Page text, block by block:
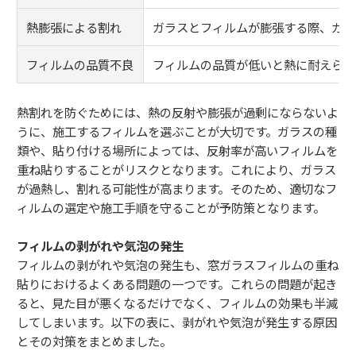
熱膨張による割れ ガラスとフィルムが膨張する際、ガ
フィルムの品質不良 フィルムの品質が低いと熱に耐えら
熱割れを防ぐためには、熱の反射や膨張が過剰にならないよ
うに、施工するフィルムを選ぶことが大切です。ガラスの種
類や、貼り付ける場所によっては、反射率が高いフィルムを
重ね貼りすることがリスクとなります。これにより、ガラス
が過熱し、割れる可能性が高まります。そのため、適切なフ
ィルムの選定や施工手順を守ることが予防策となります。
フィルムの剥がれや気泡の発生
フィルムの剥がれや気泡の発生も、窓ガラスフィルムの重ね
貼りにおけるよくある問題の一つです。これらの問題が起き
ると、見た目が悪くなるだけでなく、フィルムの効果も半減
してしまいます。以下の表に、剥がれや気泡が発生する原因
とその対策をまとめました。